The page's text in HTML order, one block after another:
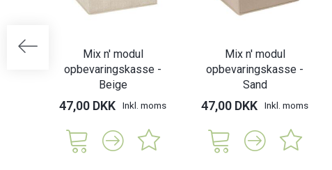
Mix n' modul
opbevaringskasse -
Beige
47,00 DKK Inkl. moms
Mix n' modul
opbevaringskasse -
Sand
47,00 DKK Inkl. moms